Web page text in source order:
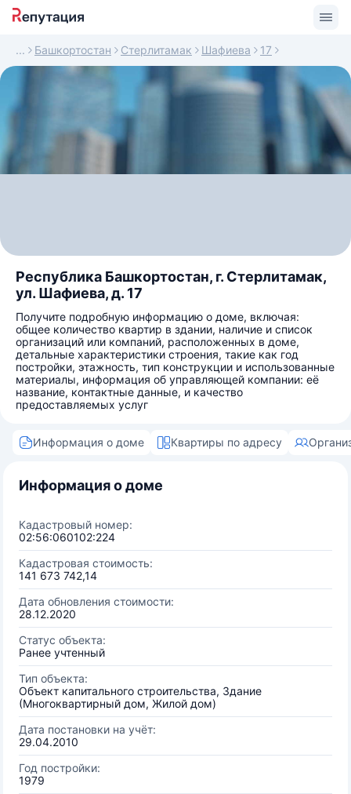
Башкортостан Стерлитамак Шафиева 17
Республика Башкортостан, г. Стерлитамак,
ул. Шафиева, д. 17
Получите подробную информацию о доме, включая:
общее количество квартир в здании, наличие и список
организаций или компаний, расположенных в доме,
детальные характеристики строения, такие как год
постройки, этажность, тип конструкции и использованные
материалы, информация об управляющей компании: её
название, контактные данные, и качество
предоставляемых услуг
Информация о доме Квартиры по адресу
Информация о доме
Кадастровый номер:
02:56:060102:224
Кадастровая стоимость:
141 673 742,14
Дата обновления стоимости:
28.12.2020
Статус объекта:
Ранее учтенный
Тип объекта:
Объект капитального строительства, Здание
(Многоквартирный дом, Жилой дом)
Дата постановки на учёт:
29.04.2010
Год постройки:
1979